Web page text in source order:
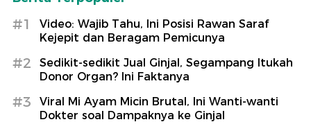
#1
Video: Wajib Tahu, Ini Posisi Rawan Saraf
Kejepit dan Beragam Pemicunya
#2
Sedikit-sedikit Jual Ginjal, Segampang Itukah
Donor Organ? Ini Faktanya
#3
Viral Mi Ayam Micin Brutal, Ini Wanti-wanti
Dokter soal Dampaknya ke Ginjal